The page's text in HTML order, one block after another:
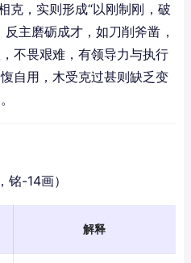
克，实则形成“以刚制刚，破
主磨砺成才，如刀削斧凿，
不畏艰难，有领导力与执行
自用，木受克过甚则缺乏变
铭-14画）
解释